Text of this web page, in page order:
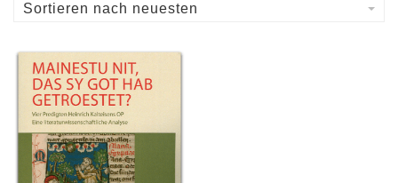
Sortieren nach neuesten